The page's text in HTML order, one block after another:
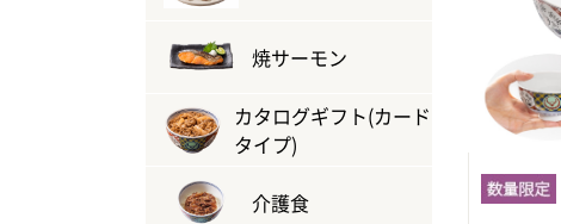
焼サーモン
カタログギフト(カード
タイプ)
介護食